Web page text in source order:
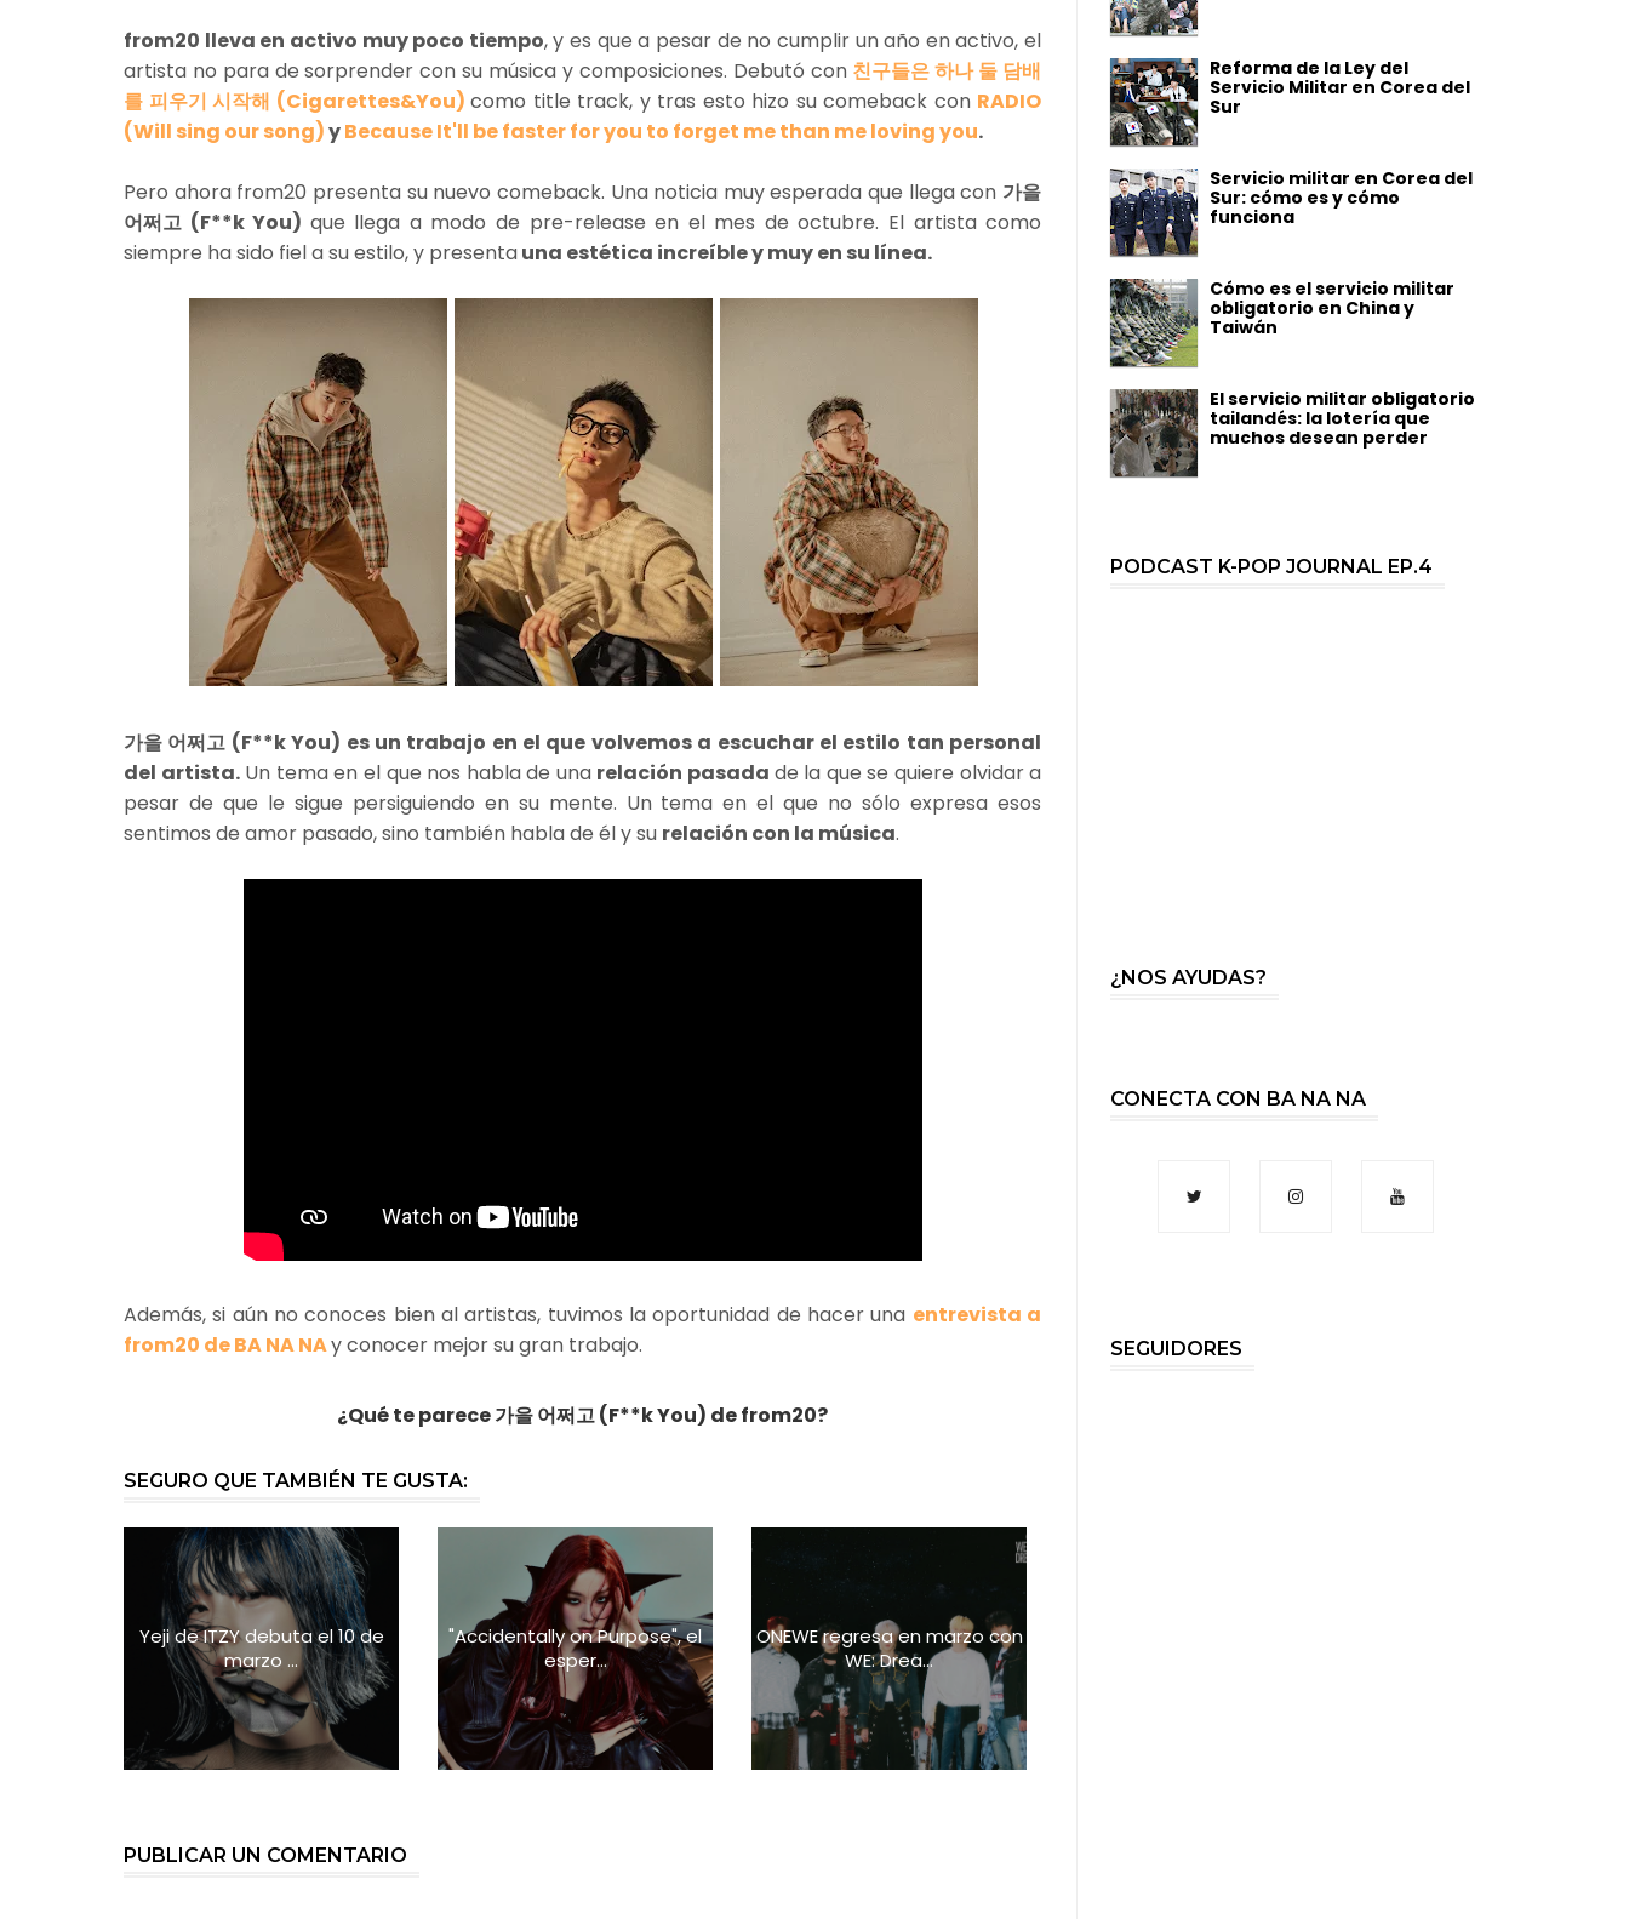
from20 lleva en activo muy poco tiempo, y es que a pesar de no cumplir un año en activo, el
artista no para de sorprender con su música y composiciones. Debutó con 친구들은 하나 둘 담배
를 피우기 시작해 (Cigarettes&You) como title track, y tras esto hizo su comeback con RADIO
(Will sing our song)yBecause It'll be faster for you to forget me than me loving you.
Pero ahora from20 presenta su nuevo comeback. Una noticia muy esperada que llega con 가을
어쩌고 (F**k You) que llega a modo de pre-release en el mes de octubre. El artista como
siempre ha sido fiel a su estilo, y presentauna estética increíble y muy en su línea.
가을 어쩌고 (F**k You) es un trabajo en el que volvemos a escuchar el estilo tan personal
del artista.Un tema en el que nos habla de una relación pasada de la que se quiere olvidar a
pesar de que le sigue persiguiendo en su mente. Un tema en el que no sólo expresa esos
sentimos de amor pasado, sino también habla de él y su relación con la música.
Además, si aún no conoces bien al artistas, tuvimos la oportunidad de hacer una entrevista a
from20 de BA NA NAy conocer mejor su gran trabajo.
¿Qué te parece가을 어쩌고 (F**k You) de from20?
SEGURO QUE TAMBIÉN TE GUSTA:
Yeji de ITZY debuta el 10 de
marzo ...
"Accidentally on Purpose", el
esper...
ONEWE regresa en marzo con
WE: Drea...
PUBLICAR UN COMENTARIO
Reforma de la Ley del
Servicio Militar en Corea del
Sur
Servicio militar en Corea del
Sur: cómo es y cómo
funciona
Cómo es el servicio militar
obligatorio en China y
Taiwán
El servicio militar obligatorio
tailandés: la lotería que
muchos desean perder
PODCAST K-POP JOURNAL EP.4
¿NOS AYUDAS?
CONECTA CON BA NA NA
SEGUIDORES